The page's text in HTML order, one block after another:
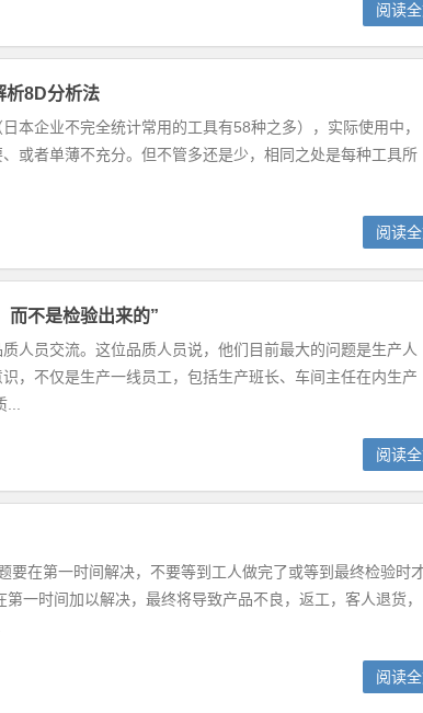
阅读
析8D分析法
企业不完全统计常用的工具有58种之多），实际使用中，
或者单薄不充分。但不管多还是少，相同之处是每种工具所
阅读
而不是检验出来的”
人员交流。这位品质人员说，他们目前最大的问题是生产人
，不仅是生产一线员工，包括生产班长、车间主任在内生产
阅读
要在第一时间解决，不要等到工人做完了或等到最终检验时
一时间加以解决，最终将导致产品不良，返工，客人退货，
阅读